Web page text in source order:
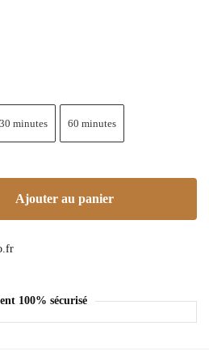
30 minutes 60 minutes
Ajouter au panier
100% sécurisé